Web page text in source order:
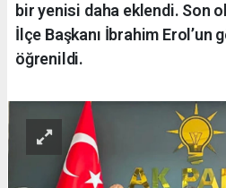
bir yenisi daha eklendi. Son
İlçe Başkanı İbrahim Erol’un
öğrenildi.